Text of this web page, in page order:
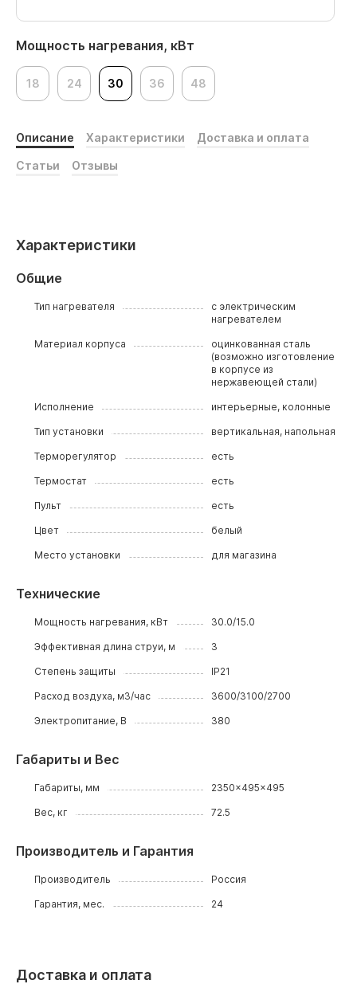
Мощность нагревания, кВт
18 24 30 36 48
Описание Характеристики Доставка и оплата
Статьи Отзывы
Характеристики
Общие
Тип нагревателя
с электрическим
нагревателем
Материал корпуса
оцинкованная сталь
(возможно изготовление
в корпусе из
нержавеющей стали)
Исполнение интерьерные, колонные
Тип установки вертикальная, напольная
Терморегулятор есть
Термостат есть
Пульт есть
Цвет белый
Место установки для магазина
Технические
Мощность нагревания, кВт 30.0/15.0
Эффективная длина струи, м 3
Степень защиты IP21
Расход воздуха, м3/час 3600/3100/2700
Электропитание, В 380
Габариты и Вес
Габариты, мм 2350x495x495
Вес, кг 72.5
Производитель и Гарантия
Производитель Россия
Гарантия, мес. 24
Доставка и оплата